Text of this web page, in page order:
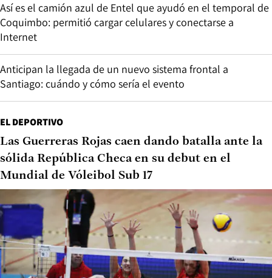
Así es el camión azul de Entel que ayudó en el temporal de
Coquimbo: permitió cargar celulares y conectarse a
Internet
Anticipan la llegada de un nuevo sistema frontal a
Santiago: cuándo y cómo sería el evento
EL DEPORTIVO
Las Guerreras Rojas caen dando batalla ante la
sólida República Checa en su debut en el
Mundial de Vóleibol Sub 17